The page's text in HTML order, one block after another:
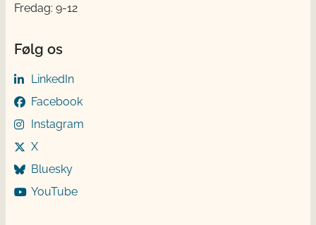
Fredag: 9-12
Følg os
LinkedIn
Facebook
Instagram
X
Bluesky
YouTube